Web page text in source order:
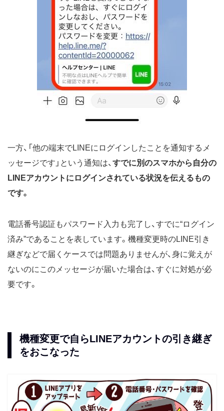
一方、「他の端末でLINEにログインしたことを通知するメ
ッセージです」という通知は、 すでに別のスマホから自分の
LINEアカウントにログインされている状況を伝えるもの
です。
電話番号認証もパスワード入力も完了し、すでに“ログイン
済み”であることを表しています。機種変更時のLINE引き
継ぎなどで届くケースでは問題ありませんが、身に覚えが
ないのにこのメッセージが届いた場合は、すぐに対処が必
要です。
機種変更で自らLINEアカウントの引き継ぎ
をおこなった